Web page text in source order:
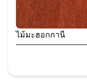
ไม้มะฮอกกานี